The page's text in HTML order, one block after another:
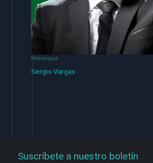
Merengue
Sergio Vargas
Suscríbete a nuestro boletín